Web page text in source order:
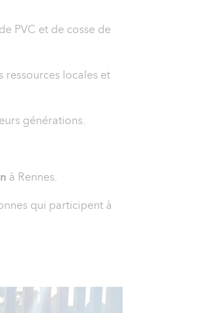
PVC et de cosse de
ressources locales et
générations.
à Rennes.
qui participent à